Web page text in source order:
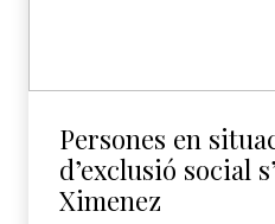
Persones en
d’exclusió social
Ximenez